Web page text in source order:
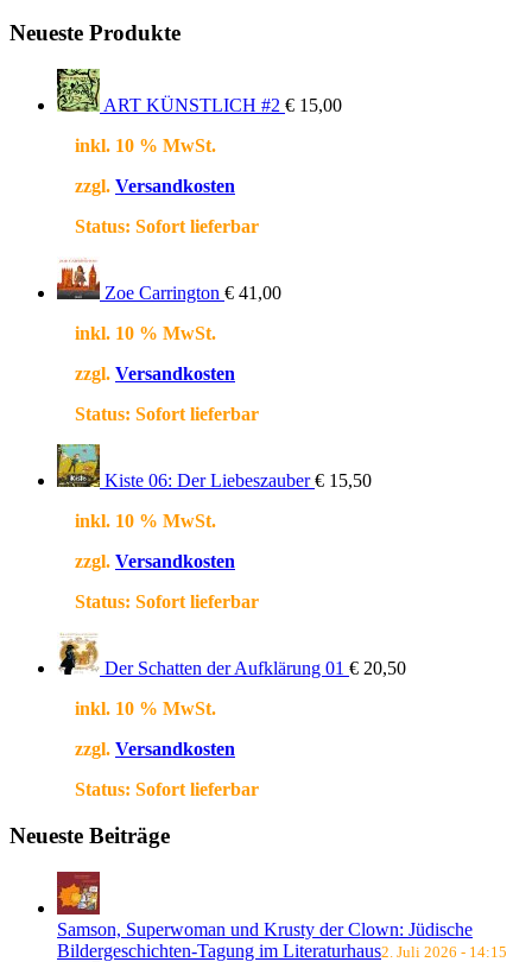
Neueste Produkte
ART KÜNSTLICH #2 € 15,00
inkl. 10 % MwSt.
zzgl. Versandkosten
Status: Sofort lieferbar
Zoe Carrington € 41,00
inkl. 10 % MwSt.
zzgl. Versandkosten
Status: Sofort lieferbar
Kiste 06: Der Liebeszauber € 15,50
inkl. 10 % MwSt.
zzgl. Versandkosten
Status: Sofort lieferbar
Der Schatten der Aufklärung 01 € 20,50
inkl. 10 % MwSt.
zzgl. Versandkosten
Status: Sofort lieferbar
Neueste Beiträge
Samson, Superwoman und Krusty der Clown: Jüdische
Bildergeschichten-Tagung im Literaturhaus2. Juli 2026 - 14:15